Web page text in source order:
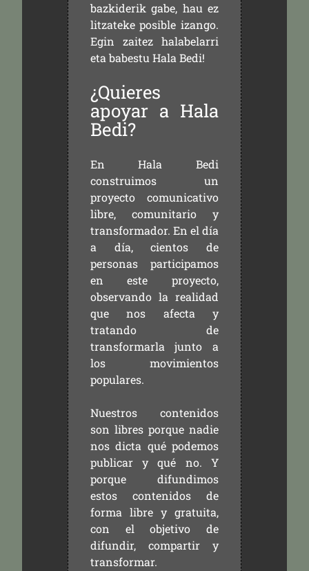
bazkiderik gabe, hau ez
litzateke posible izango.
Egin zaitez halabelarri
eta babestu Hala Bedi!
¿Quieres
apoyar a Hala
Bedi?
En Hala Bedi
construimos un
proyecto comunicativo
libre, comunitario y
transformador. En el día
a día, cientos de
personas participamos
en este proyecto,
observando la realidad
que nos afecta y
tratando de
transformarla junto a
los movimientos
populares.
Nuestros contenidos
son libres porque nadie
nos dicta qué podemos
publicar y qué no. Y
porque difundimos
estos contenidos de
forma libre y gratuita,
con el objetivo de
difundir, compartir y
transformar.